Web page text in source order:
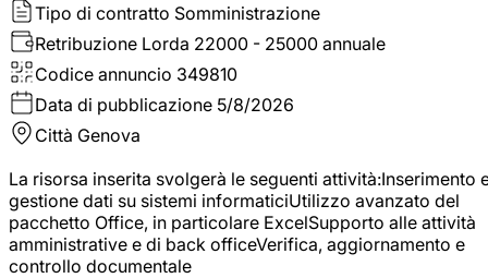
Tipo di contratto Somministrazione
Retribuzione Lorda 22000 - 25000 annuale
Codice annuncio 349810
Data di pubblicazione 5/8/2026
Città Genova
La risorsa inserita svolgerà le seguenti attività:Inserimento
gestione dati su sistemi informaticiUtilizzo avanzato del
pacchetto Office, in particolare ExcelSupporto alle attività
amministrative e di back officeVerifica, aggiornamento e
controllo documentale